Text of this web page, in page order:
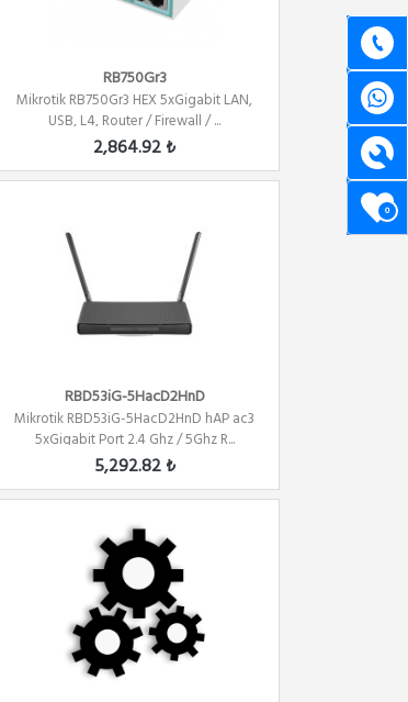
0
RB750Gr3
Mikrotik RB750Gr3 HEX 5xGigabit LAN,
USB, L4, Router / Firewall / ...
2,864.92 ₺
RBD53iG-5HacD2HnD
Mikrotik RBD53iG-5HacD2HnD hAP ac3
5xGigabit Port 2.4 Ghz / 5Ghz R...
5,292.82 ₺